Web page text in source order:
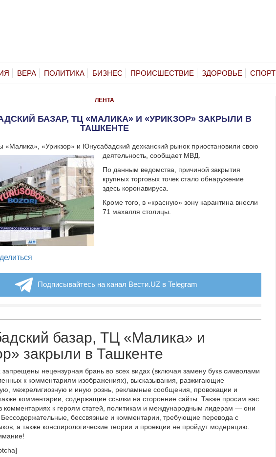
ВЕРА ПОЛИТИКА БИЗНЕС ПРОИСШЕСТВИЕ ЗДОРОВЬЕ СПОРТ
ЛЕНТА
БАЗАР, ТЦ «МАЛИКА» И «УРИКЗОР» ЗАКРЫЛИ В
ТАШКЕНТЕ
«Малика», «Урикзор» и Юнусабадский дехканский рынок приостановили свою
деятельность, сообщает МВД.
По данным ведомства, причиной закрытия
крупных торговых точек стало обнаружение
здесь коронавируса.
Кроме того, в «красную» зону карантина внесли
71 махалля столицы.
Подписывайтесь на канал Вести.UZ в Telegram
базар, ТЦ «Малика» и
закрыли в Ташкенте
нецензурная брань во всех видах (включая замену букв символами
к комментариям изображениях), высказывания, разжигающие
межрелигиозную и иную рознь, рекламные сообщения, провокации и
комментарии, содержащие ссылки на сторонние сайты. Также просим вас
комментариях к героям статей, политикам и международным лидерам — они
бессвязные и комментарии, требующие перевода с
а также конспирологические теории и проекции не пройдут модерацию.